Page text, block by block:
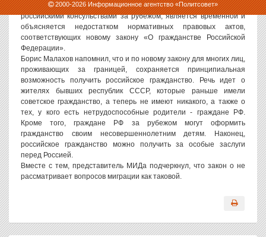
2000-2026Информационное агентство «Политсовет»
прием заявлений от желающих получить российское гражданство
российскими консульствами за рубежом, является временной и
объясняется недостатком нормативных правовых актов,
соответствующих новому закону «О гражданстве Российской
Федерации».
Борис Малахов напомнил, что и по новому закону для многих лиц,
проживающих за границей, сохраняется принципиальная
возможность получить российское гражданство. Речь идет о
жителях бывших республик СССР, которые раньше имели
советское гражданство, а теперь не имеют никакого, а также о
тех, у кого есть нетрудоспособные родители - граждане РФ.
Кроме того, граждане РФ за рубежом могут оформить
гражданство своим несовершеннолетним детям. Наконец,
российское гражданство можно получить за особые заслуги
перед Россией.
Вместе с тем, представитель МИДа подчеркнул, что закон о не
рассматривает вопросов миграции как таковой.